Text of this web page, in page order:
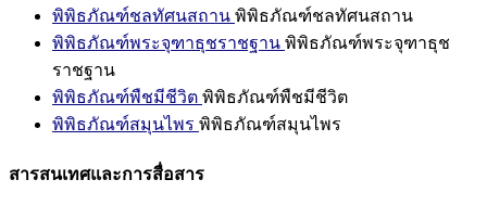
พิพิธภัณฑ์ชลทัศนสถาน พิพิธภัณฑ์ชลทัศนสถาน
พิพิธภัณฑ์พระจุฑาธุชราชฐาน พิพิธภัณฑ์พระจุฑาธุช
ราชฐาน
พิพิธภัณฑ์พืชมีชีวิต พิพิธภัณฑ์พืชมีชีวิต
พิพิธภัณฑ์สมุนไพร พิพิธภัณฑ์สมุนไพร
สารสนเทศและการสื่อสาร